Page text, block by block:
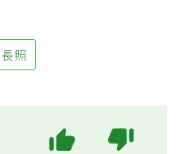
長照